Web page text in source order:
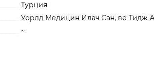
Турция
Уорлд Медицин Илач Сан, ве Тидж
~